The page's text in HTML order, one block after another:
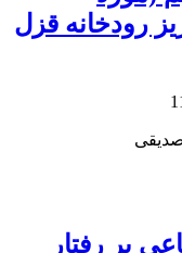
رودخانه قزل
بر رفتار